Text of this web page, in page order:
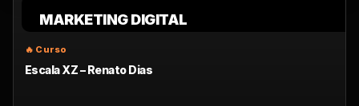
MARKETING DIGITAL
Escala XZ – Renato Dias